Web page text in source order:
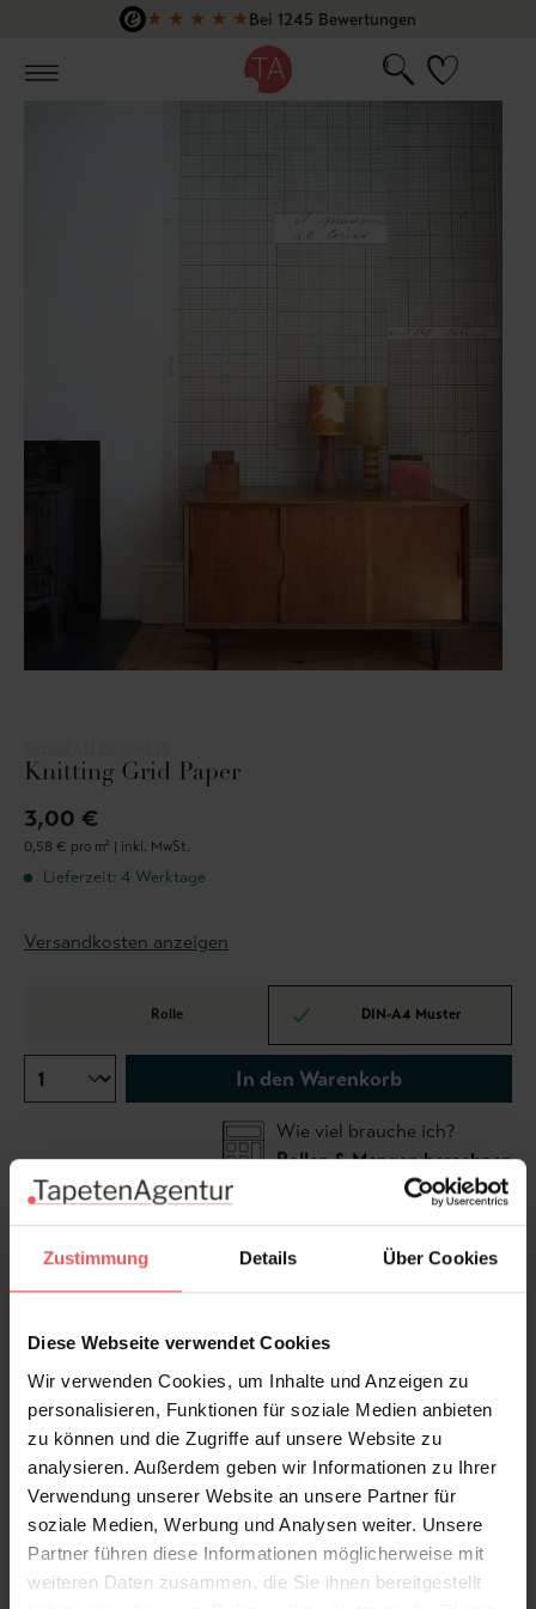
Zustimmung Details Über Cookies
Diese Webseite verwendet Cookies
Wir verwenden Cookies, um Inhalte und Anzeigen zu
personalisieren, Funktionen für soziale Medien anbieten
zu können und die Zugriffe auf unsere Website zu
analysieren. Außerdem geben wir Informationen zu Ihrer
Verwendung unserer Website an unsere Partner für
soziale Medien, Werbung und Analysen weiter. Unsere
Partner führen diese Informationen möglicherweise mit
weiteren Daten zusammen, die Sie ihnen bereitgestellt
Zum Hauptinhalt springen
★ ★ ★ ★ ★Bei 1245 Bewertungen
Knitting Grid Paper
3,00 €
0,58 € pro m² | inkl. MwSt.
Lieferzeit: 4 Werktage
Versandkosten anzeigen
Rolle DIN-A4 Muster
In den Warenkorb
Wie viel brauche ich?
Rollen & Mengen berechnen
Wallpaper machine printed with an asymmetrical grid
of grey lines, rectangular just like knitting stitches,
Produktdetails
Versand & Zahlung